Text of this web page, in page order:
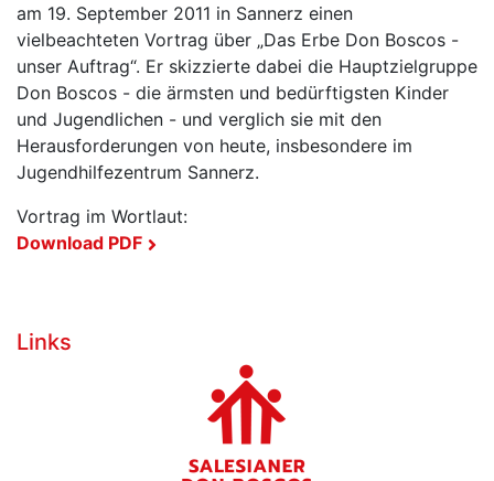
am 19. September 2011 in Sannerz einen
vielbeachteten Vortrag über „Das Erbe Don Boscos -
unser Auftrag“. Er skizzierte dabei die Hauptzielgruppe
Don Boscos - die ärmsten und bedürftigsten Kinder
und Jugendlichen - und verglich sie mit den
Herausforderungen von heute, insbesondere im
Jugendhilfezentrum Sannerz.
Vortrag im Wortlaut:
Download PDF
Links